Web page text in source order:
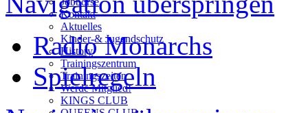
Kontakt
Aktuelles
Kinder-& Jugendschutz
History
Trainingszentrum
Trainingszeiten
Werde Mitglied!
KINGS CLUB
Radio Monarchs
Spielregeln